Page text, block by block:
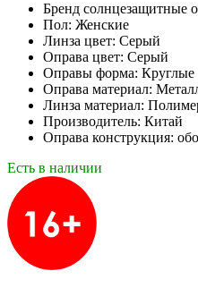
Бренд солнцезащитные
Пол: Женские
Линза цвет: Серый
Оправа цвет: Серый
Оправы форма: Круглые
Оправа материал:
Линза материал:
Производитель: Китай
Оправа конструкция:
Есть в наличии